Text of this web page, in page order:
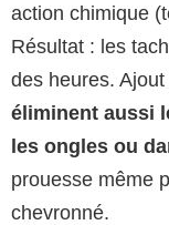
action chimique
Résultat : les
des heures.
éliminent aussi
les ongles ou
prouesse même
chevronné.